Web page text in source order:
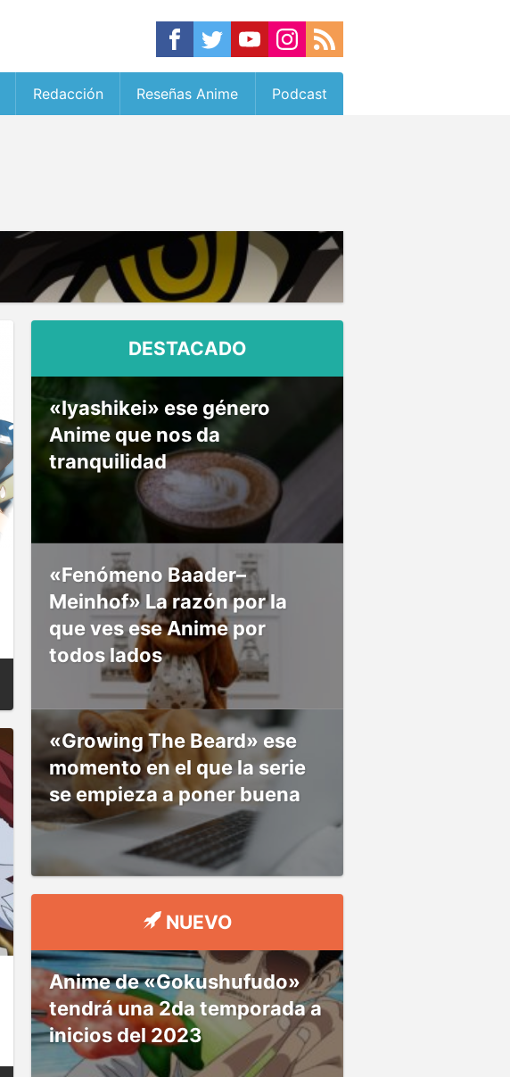
Redacción Reseñas Anime Podcast
DESTACADO
«Iyashikei» ese género
Anime que nos da
tranquilidad
«Fenómeno Baader–
Meinhof» La razón por la
que ves ese Anime por
todos lados
«Growing The Beard» ese
momento en el que la serie
se empieza a poner buena
NUEVO
Anime de «Gokushufudo»
tendrá una 2da temporada a
inicios del 2023